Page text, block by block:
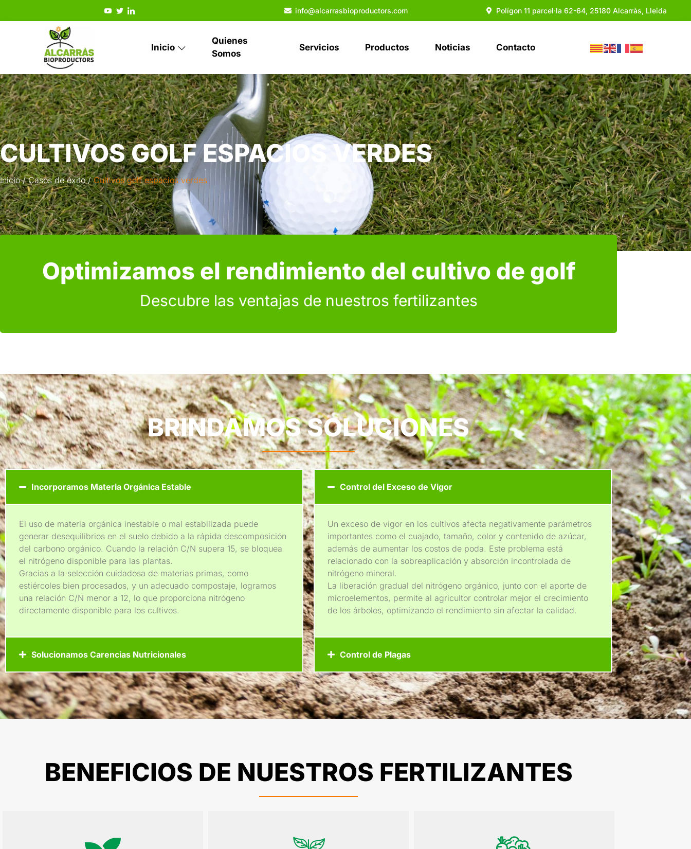
info@alcarrasbioproductors.com Polígon 11 parcel·la 62-64, 25180 Alcarràs, Lleida
Inicio
Quienes
Somos
Servicios Productos Noticias Contacto
CULTIVOS GOLF ESPACIOS VERDES
Inicio / Casos de éxito / Cultivos golf espacios verdes
Optimizamos el rendimiento del cultivo de golf
Descubre las ventajas de nuestros fertilizantes
BRINDAMOS SOLUCIONES
Incorporamos Materia Orgánica Estable
El uso de materia orgánica inestable o mal estabilizada puede
generar desequilibrios en el suelo debido a la rápida descomposición
del carbono orgánico. Cuando la relación C/N supera 15, se bloquea
el nitrógeno disponible para las plantas.
Gracias a la selección cuidadosa de materias primas, como
estiércoles bien procesados, y un adecuado compostaje, logramos
una relación C/N menor a 12, lo que proporciona nitrógeno
directamente disponible para los cultivos.
Solucionamos Carencias Nutricionales
Control del Exceso de Vigor
Un exceso de vigor en los cultivos afecta negativamente parámetros
importantes como el cuajado, tamaño, color y contenido de azúcar,
además de aumentar los costos de poda. Este problema está
relacionado con la sobreaplicación y absorción incontrolada de
nitrógeno mineral.
La liberación gradual del nitrógeno orgánico, junto con el aporte de
microelementos, permite al agricultor controlar mejor el crecimiento
de los árboles, optimizando el rendimiento sin afectar la calidad.
Control de Plagas
BENEFICIOS DE NUESTROS FERTILIZANTES